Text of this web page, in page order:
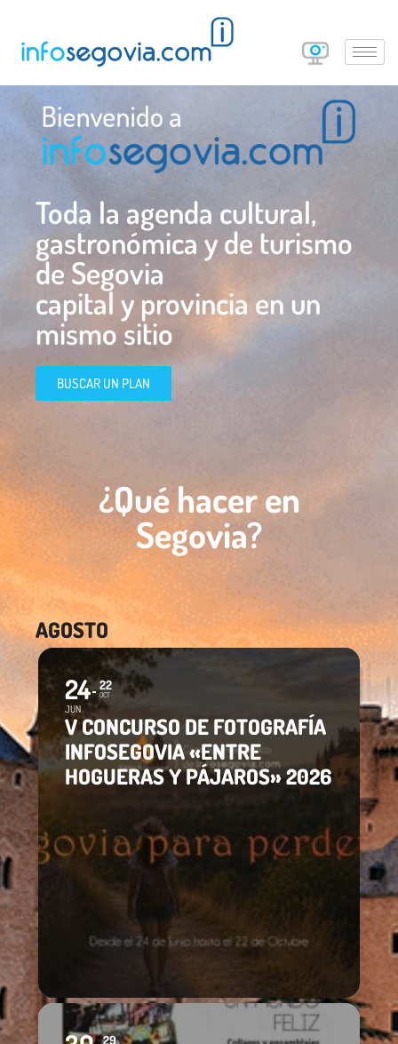
Toda la agenda cultural,
gastronómica y de turismo
de Segovia
capital y provincia en un
mismo sitio
BUSCAR UN PLAN
¿Qué hacer en
Segovia?
AGOSTO
24
JUN
22
OCT
V CONCURSO DE FOTOGRAFÍA
INFOSEGOVIA «ENTRE
HOGUERAS Y PÁJAROS» 2026
29